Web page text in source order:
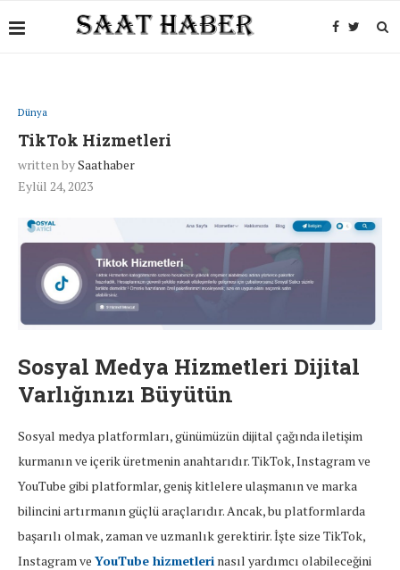
Dünya
TikTok Hizmetleri
written bySaathaber
Eylül 24, 2023
Sosyal Medya Hizmetleri Dijital
Varlığınızı Büyütün
Sosyal medya platformları, günümüzün dijital çağında iletişim
kurmanın ve içerik üretmenin anahtarıdır. TikTok, Instagram ve
YouTube gibi platformlar, geniş kitlelere ulaşmanın ve marka
bilincini artırmanın güçlü araçlarıdır. Ancak, bu platformlarda
başarılı olmak, zaman ve uzmanlık gerektirir. İşte size TikTok,
Instagram ve YouTube hizmetleri nasıl yardımcı olabileceğini